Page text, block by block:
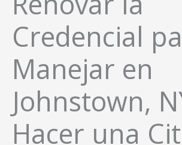
Credencial
Manejar en
Johnstown,
Hacer una